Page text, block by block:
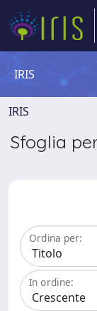
IRIS
IRIS
Sfoglia
Ordina per:
In ordine: